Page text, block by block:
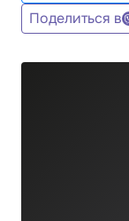
Поделиться в